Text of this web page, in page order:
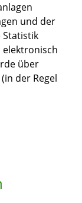
und der
Statistik
über
der Regel